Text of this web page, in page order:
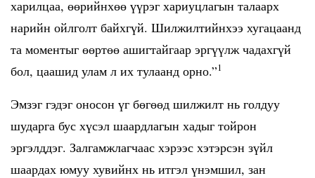
харилцаа, өөрийнхөө үүрэг хариуцлагын талаарх
нарийн ойлголт байхгүй. Шилжилтийнхээ хугацаанд
та моментыг өөртөө ашигтайгаар эргүүлж чадахгүй
бол, цаашид улам л их тулаанд орно.”1
Эмзэг гэдэг оносон үг бөгөөд шилжилт нь голдуу
шударга бус хүсэл шаардлагын хадыг тойрон
эргэлддэг. Залгамжлагчаас хэрээс хэтэрсэн зүйл
шаардах юмуу хувийнх нь итгэл үнэмшил, зан